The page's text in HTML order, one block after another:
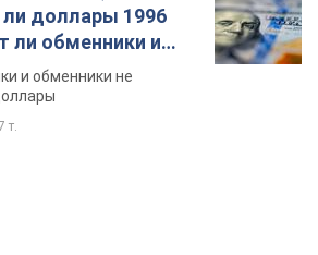
доллары 1996
ли обменники и
и обменники не
т.